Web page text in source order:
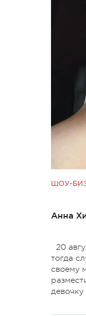
ШОУ-
Анна
20
тогда
своему